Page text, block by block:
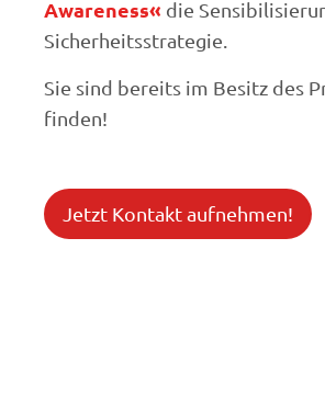
Awareness« die
Sicherheitsstrategie.
Sie sind bereits im Besitz des
finden!
Jetzt Kontakt aufnehmen!